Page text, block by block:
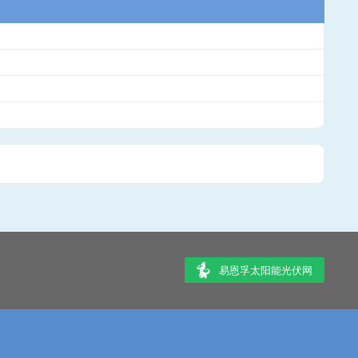
易恩孚太阳能光伏网